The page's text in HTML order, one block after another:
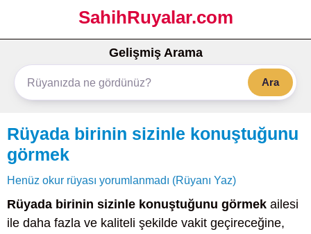
SahihRuyalar.com
Gelişmiş Arama
Ara
Rüyada birinin sizinle konuştuğunu
görmek
Henüz okur rüyası yorumlanmadı (Rüyanı Yaz)
Rüyada birinin sizinle konuştuğunu görmek ailesi
ile daha fazla ve kaliteli şekilde vakit geçireceğine,